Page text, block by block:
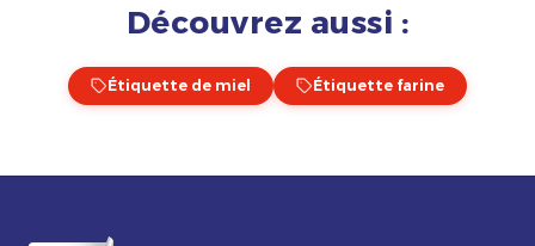
Découvrez aussi :
Étiquette de miel Étiquette farine